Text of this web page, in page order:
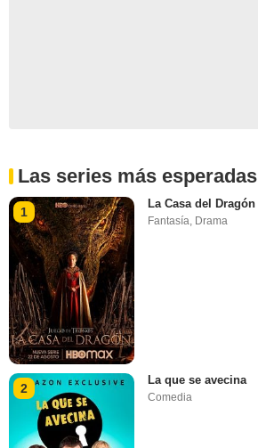
Las series más esperadas
1
La Casa del Dragón
Fantasía, Drama
2
La que se avecina
Comedia